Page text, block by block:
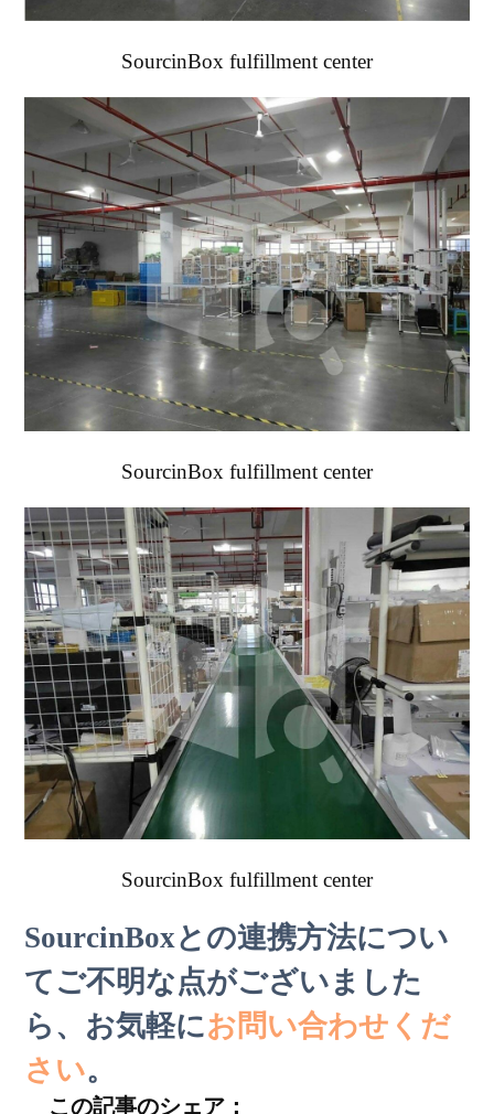
SourcinBox fulfillment center
SourcinBox fulfillment center
SourcinBox fulfillment center
SourcinBoxとの連携方法につい
てご不明な点がございました
ら、お気軽にお問い合わせくだ
さい。
この記事のシェア：